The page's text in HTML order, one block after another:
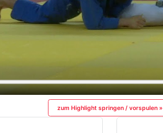
zum Highlight springen / vorspulen »